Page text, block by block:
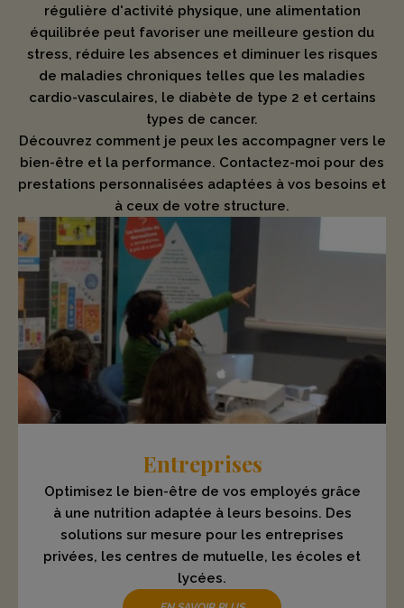
régulière d'activité physique, une alimentation
équilibrée peut favoriser une meilleure gestion du
stress, réduire les absences et diminuer les risques
de maladies chroniques telles que les maladies
cardio-vasculaires, le diabète de type 2 et certains
types de cancer.
Découvrez comment je peux les accompagner vers le
bien-être et la performance. Contactez-moi pour des
prestations personnalisées adaptées à vos besoins et
à ceux de votre structure.
Entreprises
Optimisez le bien-être de vos employés grâce
à une nutrition adaptée à leurs besoins. Des
solutions sur mesure pour les entreprises
privées, les centres de mutuelle, les écoles et
lycées.